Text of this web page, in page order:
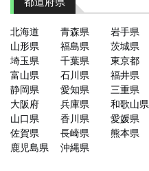
北海道 青森県 岩手県
山形県
福島県 茨城県
埼玉県
千葉県 東京都
富山県
石川県 福井県
静岡県
愛知県 三重県
大阪府
兵庫県 和歌山県
山口県
香川県 愛媛県
佐賀県
長崎県 熊本県
鹿児島県
沖縄県